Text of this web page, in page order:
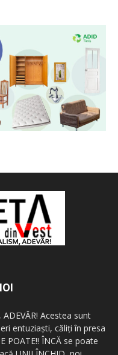
Acestea sunt
entuziaşti, căliţi în presa
POATE!! ÎNCĂ se poate